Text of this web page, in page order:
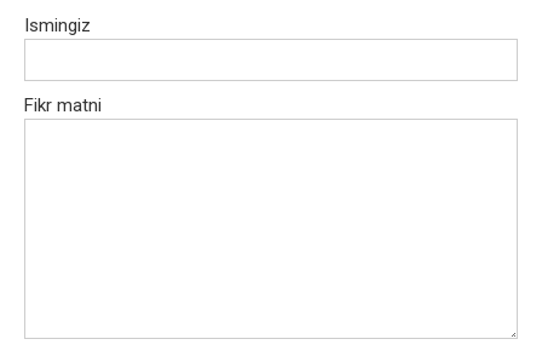
Ismingiz
Fikr matni